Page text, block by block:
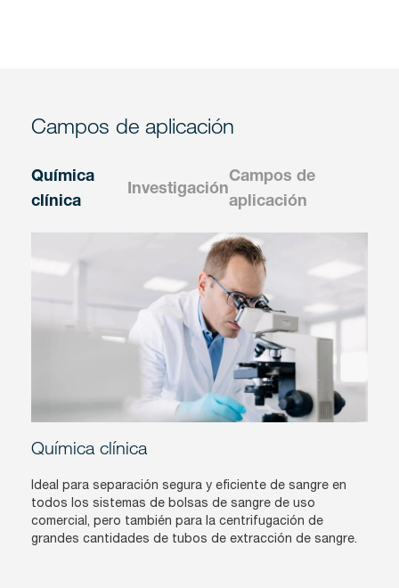
Campos de aplicación
Química
clínica
Investigación
Campos de
aplicación
Química clínica
Ideal para separación segura y eficiente de sangre en
todos los sistemas de bolsas de sangre de uso
comercial, pero también para la centrifugación de
grandes cantidades de tubos de extracción de sangre.